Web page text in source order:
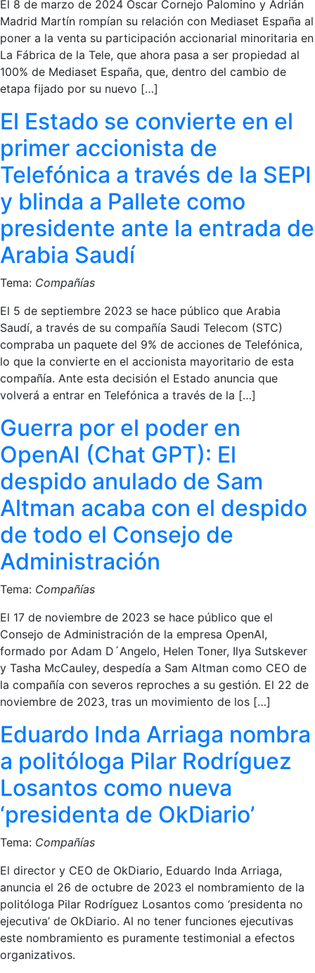
El 8 de marzo de 2024 Óscar Cornejo Palomino y Adrián
Madrid Martín rompían su relación con Mediaset España al
poner a la venta su participación accionarial minoritaria en
La Fábrica de la Tele, que ahora pasa a ser propiedad al
100% de Mediaset España, que, dentro del cambio de
etapa fijado por su nuevo […]
El Estado se convierte en el
primer accionista de
Telefónica a través de la SEPI
y blinda a Pallete como
presidente ante la entrada de
Arabia Saudí
Tema: Compañías
El 5 de septiembre 2023 se hace público que Arabia
Saudí, a través de su compañía Saudi Telecom (STC)
compraba un paquete del 9% de acciones de Telefónica,
lo que la convierte en el accionista mayoritario de esta
compañía. Ante esta decisión el Estado anuncia que
volverá a entrar en Telefónica a través de la […]
Guerra por el poder en
OpenAI (Chat GPT): El
despido anulado de Sam
Altman acaba con el despido
de todo el Consejo de
Administración
Tema: Compañías
El 17 de noviembre de 2023 se hace público que el
Consejo de Administración de la empresa OpenAI,
formado por Adam D´Angelo, Helen Toner, Ilya Sutskever
y Tasha McCauley, despedía a Sam Altman como CEO de
la compañía con severos reproches a su gestión. El 22 de
noviembre de 2023, tras un movimiento de los […]
Eduardo Inda Arriaga nombra
a politóloga Pilar Rodríguez
Losantos como nueva
‘presidenta de OkDiario’
Tema: Compañías
El director y CEO de OkDiario, Eduardo Inda Arriaga,
anuncia el 26 de octubre de 2023 el nombramiento de la
politóloga Pilar Rodríguez Losantos como ‘presidenta no
ejecutiva’ de OkDiario. Al no tener funciones ejecutivas
este nombramiento es puramente testimonial a efectos
organizativos.